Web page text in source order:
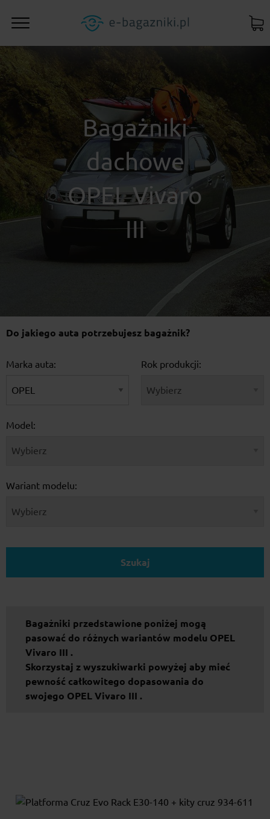
Bagażniki
dachowe
OPEL Vivaro
III
Do jakiego auta potrzebujesz bagażnik?
Marka auta: Rok produkcji:
Model:
Wariant modelu:
Szukaj
Bagażniki przedstawione poniżej mogą
pasować do różnych wariantów modelu OPEL
Vivaro III .
Skorzystaj z wyszukiwarki powyżej aby mieć
pewność całkowitego dopasowania do
swojego OPEL Vivaro III .